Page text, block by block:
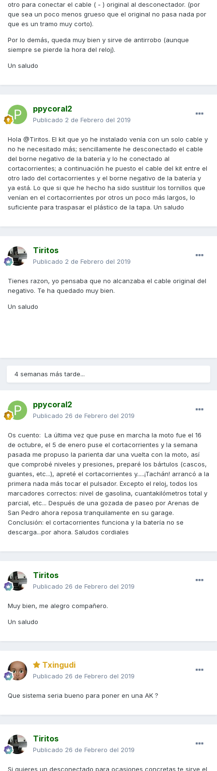
así
y así por dentro
negativo (masa) de la batería. Nota: el cable suministrado
en el kit parece poco grueso
5º y último) Hago pruebas y procedo a poner la tapa de la
otro para conectar el cable ( - ) original al desconectador. (por
que sea un poco menos grueso que el original no pasa nada por
que es un tramo muy corto).
Por lo demás, queda muy bien y sirve de antirrobo (aunque
siempre se pierde la hora del reloj).
Un saludo
ppycoral2
Publicado 2 de Febrero del 2019
Hola @Tiritos. El kit que yo he instalado venía con un solo cable y
no he necesitado más; sencillamente he desconectado el cable
del borne negativo de la batería y lo he conectado al
cortacorrientes; a continuación he puesto el cable del kit entre el
otro lado del cortacorrientes y el borne negativo de la batería y
ya está. Lo que si que he hecho ha sido sustituir los tornillos que
venían en el cortacorrientes por otros un poco más largos, lo
suficiente para traspasar el plástico de la tapa. Un saludo
Tiritos
Publicado 2 de Febrero del 2019
Tienes razon, yo pensaba que no alcanzaba el cable original del
negativo. Te ha quedado muy bien.
Un saludo
4 semanas más tarde...
ppycoral2
Publicado 26 de Febrero del 2019
Os cuento: La última vez que puse en marcha la moto fue el 16
de octubre, el 5 de enero puse el cortacorrientes y la semana
pasada me propuso la parienta dar una vuelta con la moto, así
que comprobé niveles y presiones, preparé los bártulos (cascos,
guantes, etc...), apreté el cortacorrientes y.....¡Tachán! arrancó a la
primera nada más tocar el pulsador. Excepto el reloj, todos los
marcadores correctos: nivel de gasolina, cuantakilómetros total y
parcial, etc... Después de una gozada de paseo por Arenas de
San Pedro ahora reposa tranquilamente en su garage.
Conclusión: el cortacorrientes funciona y la batería no se
descarga...por ahora. Saludos cordiales
Tiritos
Publicado 26 de Febrero del 2019
Muy bien, me alegro compañero.
Un saludo
Txingudi
Publicado 26 de Febrero del 2019
Que sistema seria bueno para poner en una AK ?
Tiritos
Publicado 26 de Febrero del 2019
Si quieres un desconectado para ocasiones concretas te sirve el